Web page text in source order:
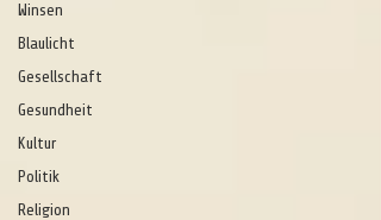
Winsen
Blaulicht
Gesellschaft
Gesundheit
Kultur
Politik
Religion